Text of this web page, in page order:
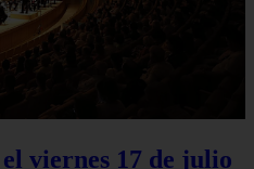
viernes 17 de julio